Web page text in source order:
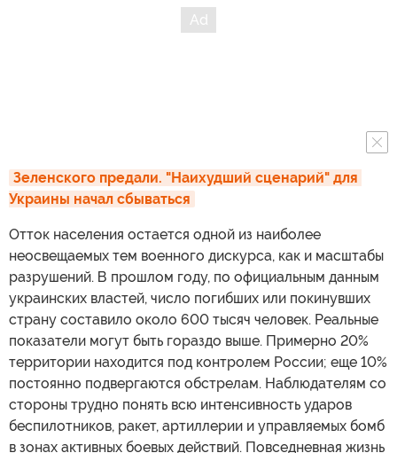
Зеленского предали. "Наихудший сценарий" для
Украины начал сбываться
Отток населения остается одной из наиболее
неосвещаемых тем военного дискурса, как и масштабы
разрушений. В прошлом году, по официальным данным
украинских властей, число погибших или покинувших
страну составило около 600 тысяч человек. Реальные
показатели могут быть гораздо выше. Примерно 20%
территории находится под контролем России; еще 10%
постоянно подвергаются обстрелам. Наблюдателям со
стороны трудно понять всю интенсивность ударов
беспилотников, ракет, артиллерии и управляемых бомб
в зонах активных боевых действий. Повседневная жизнь